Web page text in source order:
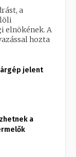
a
elnökének. A
hozta
jelent
a